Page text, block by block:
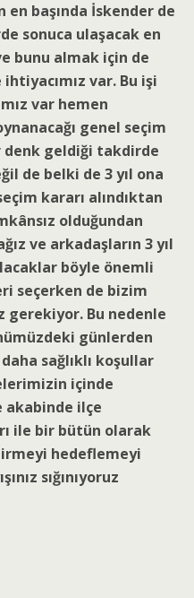
başında İskender de
sonuca ulaşacak en
bunu almak için de
var. Bu işi
var hemen
genel seçim
denk geldiği takdirde
de belki de 3 yıl ona
kararı alındıktan
olduğundan
ve arkadaşların 3 yıl
böyle önemli
seçerken de bizim
Bu nedenle
günlerden
sağlıklı koşullar
içinde
akabinde ilçe
ile bir bütün olarak
hedeflemeyi
sığınıyoruz